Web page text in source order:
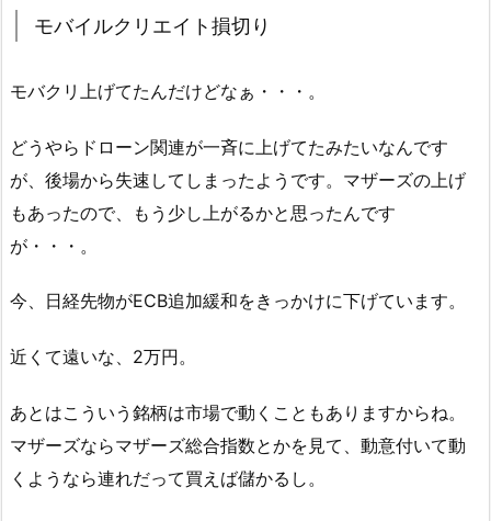
モバイルクリエイト損切り
モバクリ上げてたんだけどなぁ・・・。
どうやらドローン関連が一斉に上げてたみたいなんです
が、後場から失速してしまったようです。マザーズの上げ
もあったので、もう少し上がるかと思ったんです
が・・・。
今、日経先物がECB追加緩和をきっかけに下げています。
近くて遠いな、2万円。
あとはこういう銘柄は市場で動くこともありますからね。
マザーズならマザーズ総合指数とかを見て、動意付いて動
くようなら連れだって買えば儲かるし。